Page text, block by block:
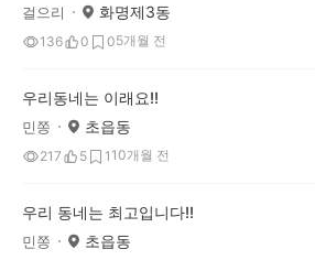
걸으리 화명제3동
136 0 05개월 전
우리동네는 이래요!!
민쫑 초읍동
217 5 1 10개월 전
우리 동네는 최고입니다!!
민쫑 초읍동